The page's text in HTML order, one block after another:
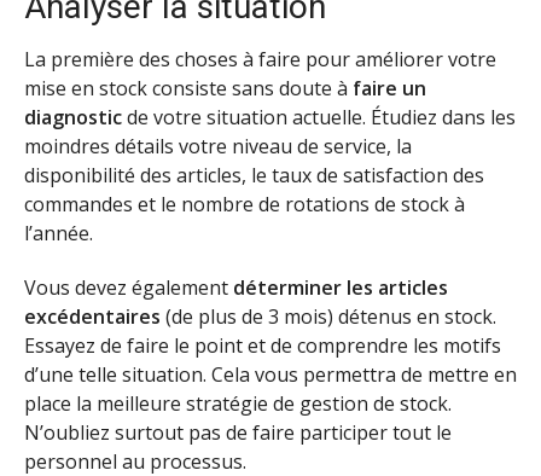
La première des choses à faire pour améliorer votre
mise en stock consiste sans doute à faire un
diagnosticde votre situation actuelle. Étudiez dans les
moindres détails votre niveau de service, la
disponibilité des articles, le taux de satisfaction des
commandes et le nombre de rotations de stock à
l’année.
Vous devez également déterminer les articles
excédentaires (de plus de 3 mois) détenus en stock.
Essayez de faire le point et de comprendre les motifs
d’une telle situation. Cela vous permettra de mettre en
place la meilleure stratégie de gestion de stock.
N’oubliez surtout pas de faire participer tout le
personnel au processus.